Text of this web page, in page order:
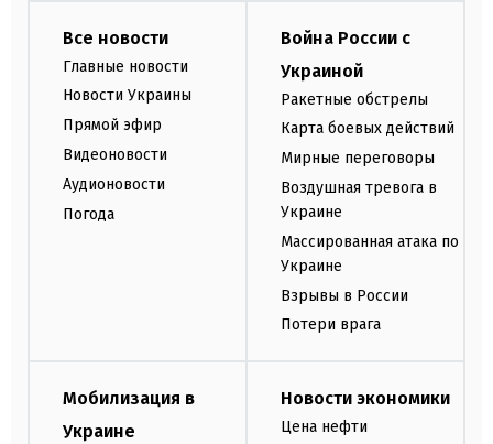
Все новости
Главные новости
Новости Украины
Прямой эфир
Видеоновости
Аудионовости
Погода
Война России с
Украиной
Ракетные обстрелы
Карта боевых действий
Мирные переговоры
Воздушная тревога в
Украине
Массированная атака по
Украине
Взрывы в России
Потери врага
Мобилизация в
Украине
Новости экономики
Цена нефти